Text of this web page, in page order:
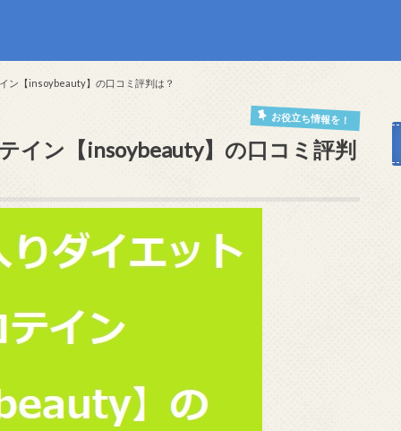
ン【insoybeauty】の口コミ評判は？
お役立ち情報を！
イン【insoybeauty】の口コミ評判